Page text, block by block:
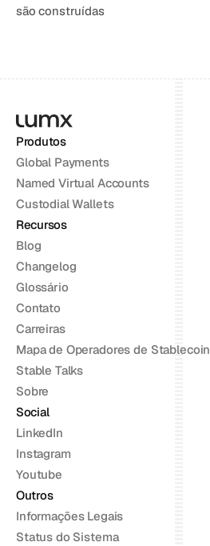
são construídas
Produtos
Global Payments
Named Virtual Accounts
Custodial Wallets
Recursos
Blog
Changelog
Glossário
Contato
Carreiras
Mapa de Operadores de Stablecoin
Stable Talks
Sobre
Social
LinkedIn
Instagram
Youtube
Outros
Informações Legais
Status do Sistema